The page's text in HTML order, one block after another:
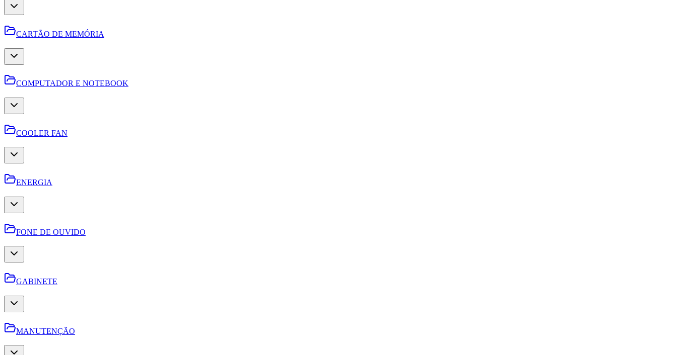
CARTÃO DE MEMÓRIA
COMPUTADOR E NOTEBOOK
COOLER FAN
ENERGIA
FONE DE OUVIDO
GABINETE
MANUTENÇÃO